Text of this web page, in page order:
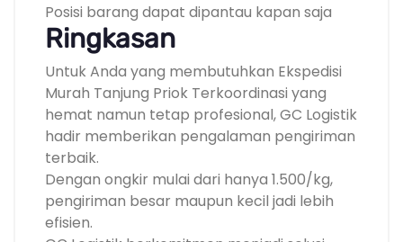
Posisi barang dapat dipantau kapan saja
Ringkasan
Untuk Anda yang membutuhkan Ekspedisi
Murah Tanjung Priok Terkoordinasi yang
hemat namun tetap profesional, GC Logistik
hadir memberikan pengalaman pengiriman
terbaik.
Dengan ongkir mulai dari hanya 1.500/kg,
pengiriman besar maupun kecil jadi lebih
efisien.